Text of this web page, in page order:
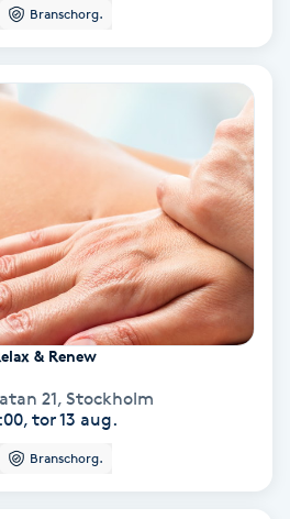
Branschorg.
& Renew
21, Stockholm
tor 13 aug.
Branschorg.